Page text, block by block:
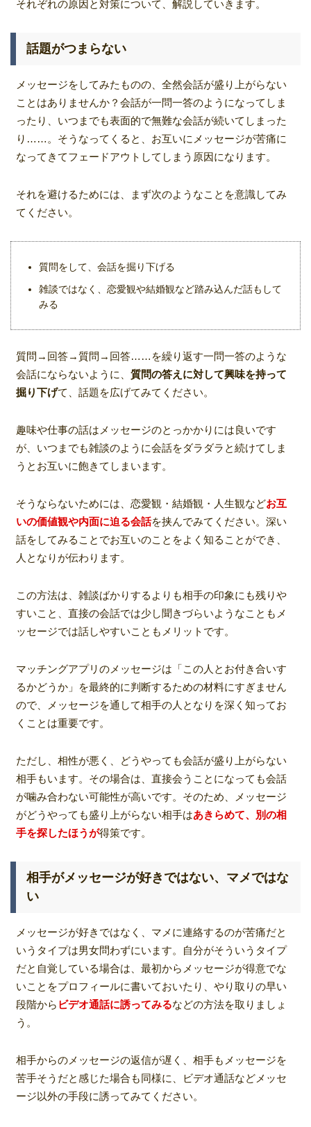
それぞれの原因と対策について、解説していきます。
話題がつまらない
メッセージをしてみたものの、全然会話が盛り上がらない
ことはありませんか？会話が一問一答のようになってしま
ったり、いつまでも表面的で無難な会話が続いてしまった
り……。そうなってくると、お互いにメッセージが苦痛に
なってきてフェードアウトしてしまう原因になります。
それを避けるためには、まず次のようなことを意識してみ
てください。
質問をして、会話を掘り下げる
雑談ではなく、恋愛観や結婚観など踏み込んだ話もして
みる
質問→回答→質問→回答……を繰り返す一問一答のような
会話にならないように、 質問の答えに対して興味を持って
掘り下げて、話題を広げてみてください。
趣味や仕事の話はメッセージのとっかかりには良いです
が、いつまでも雑談のように会話をダラダラと続けてしま
うとお互いに飽きてしまいます。
そうならないためには、恋愛観・結婚観・人生観などお互
いの価値観や内面に迫る会話を挟んでみてください。深い
話をしてみることでお互いのことをよく知ることができ、
人となりが伝わります。
この方法は、雑談ばかりするよりも相手の印象にも残りや
すいこと、直接の会話では少し聞きづらいようなこともメ
ッセージでは話しやすいこともメリットです。
マッチングアプリのメッセージは「この人とお付き合いす
るかどうか」を最終的に判断するための材料にすぎません
ので、メッセージを通して相手の人となりを深く知ってお
くことは重要です。
ただし、相性が悪く、どうやっても会話が盛り上がらない
相手もいます。その場合は、直接会うことになっても会話
が噛み合わない可能性が高いです。そのため、メッセージ
がどうやっても盛り上がらない相手はあきらめて、別の相
手を探したほうが得策です。
相手がメッセージが好きではない、マメではな
い
メッセージが好きではなく、マメに連絡するのが苦痛だと
いうタイプは男女問わずにいます。自分がそういうタイプ
だと自覚している場合は、最初からメッセージが得意でな
いことをプロフィールに書いておいたり、やり取りの早い
段階から ビデオ通話に誘ってみるなどの方法を取りましょ
う。
相手からのメッセージの返信が遅く、相手もメッセージを
苦手そうだと感じた場合も同様に、ビデオ通話などメッセ
ージ以外の手段に誘ってみてください。